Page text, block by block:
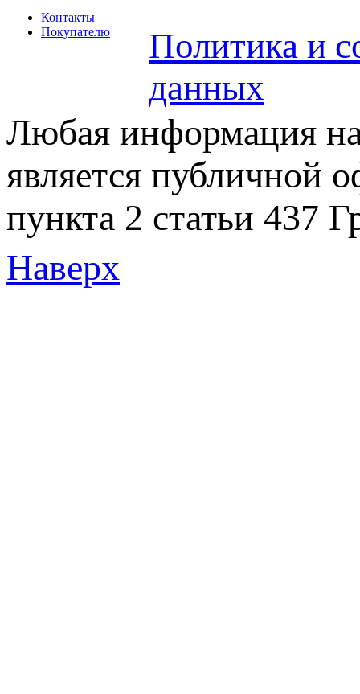
Контакты
Покупателю
Политика и
данных
Любая информация на
является публичной
пункта 2 статьи 437
Наверх